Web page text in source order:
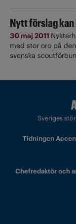
Nytt förslag kan
30 maj 2011
med stor oro på
svenska
Sveriges
Tidningen
Chefredaktör och